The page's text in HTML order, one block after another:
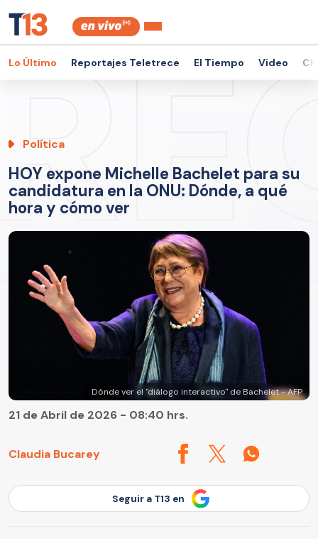
Lo Último Reportajes Teletrece El Tiempo Video
Política
HOY expone Michelle Bachelet para su
candidatura en la ONU: Dónde, a qué
hora y cómo ver
Dónde ver el "diálogo interactivo" de Bachelet - AFP
Claudia Bucarey
21 de Abril de 2026 - 08:40 hrs.
Seguir a T13 en